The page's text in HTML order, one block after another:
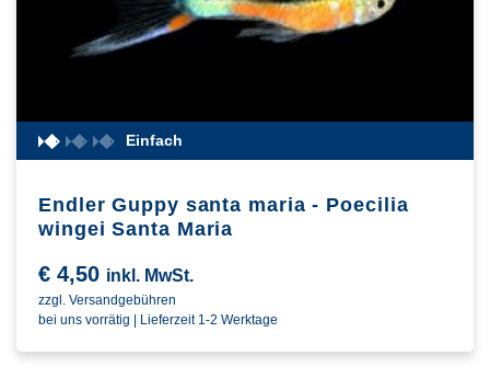
Einfach
Endler Guppy santa maria - Poecilia
wingei Santa Maria
€ 4,50 inkl. MwSt.
zzgl. Versandgebühren
bei uns vorrätig | Lieferzeit 1-2 Werktage